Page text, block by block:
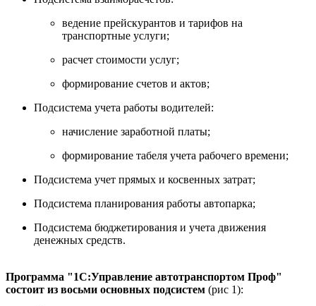
ведение прейскурантов и тарифов на
транспортные услуги;
расчет стоимости услуг;
формирование счетов и актов;
Подсистема учета работы водителей:
начисление заработной платы;
формирование табеля учета рабочего времени;
Подсистема учет прямых и косвенных затрат;
Подсистема планирования работы автопарка;
Подсистема бюджетирования и учета движения
денежных средств.
Программа "1С:Управление автотранспортом Проф"
состоит из восьми основных подсистем (рис 1):